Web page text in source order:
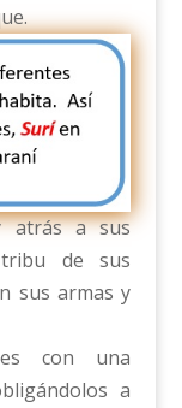
atrás a sus
de sus
sus armas y
con una
a